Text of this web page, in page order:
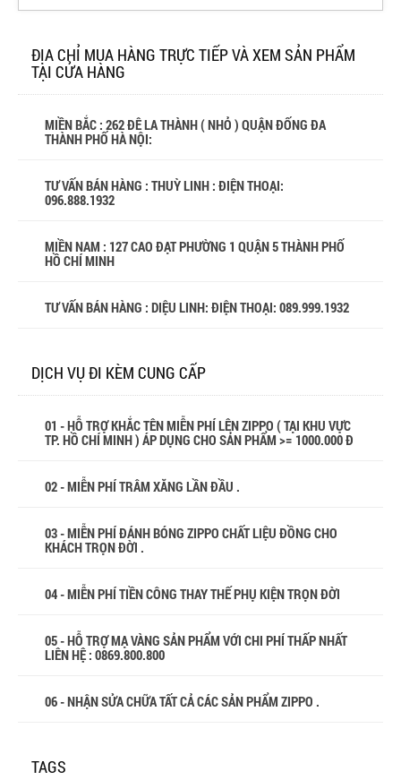
ĐỊA CHỈ MUA HÀNG TRỰC TIẾP VÀ XEM SẢN PHẨM
TẠI CỬA HÀNG
MIỀN BẮC : 262 ĐÊ LA THÀNH ( NHỎ ) QUẬN ĐỐNG ĐA
THÀNH PHỐ HÀ NỘI:
TƯ VẤN BÁN HÀNG : THUỲ LINH : ĐIỆN THOẠI:
096.888.1932
MIỀN NAM : 127 CAO ĐẠT PHƯỜNG 1 QUẬN 5 THÀNH PHỐ
HỒ CHÍ MINH
TƯ VẤN BÁN HÀNG : DIỆU LINH: ĐIỆN THOẠI: 089.999.1932
DỊCH VỤ ĐI KÈM CUNG CẤP
01 - HỖ TRỢ KHẮC TÊN MIỄN PHÍ LÊN ZIPPO ( TẠI KHU VỰC
TP. HỒ CHÍ MINH ) ÁP DỤNG CHO SẢN PHẨM >= 1000.000 Đ
02 - MIỄN PHÍ TRÂM XĂNG LẦN ĐẦU .
03 - MIỄN PHÍ ĐÁNH BÓNG ZIPPO CHẤT LIỆU ĐỒNG CHO
KHÁCH TRỌN ĐỜI .
04 - MIỄN PHÍ TIỀN CÔNG THAY THẾ PHỤ KIỆN TRỌN ĐỜI
05 - HỖ TRỢ MẠ VÀNG SẢN PHẨM VỚI CHI PHÍ THẤP NHẤT
LIÊN HỆ : 0869.800.800
06 - NHẬN SỬA CHỮA TẤT CẢ CÁC SẢN PHẨM ZIPPO .
TAGS